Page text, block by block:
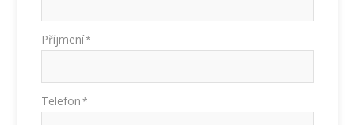
Příjmení*
Telefon *